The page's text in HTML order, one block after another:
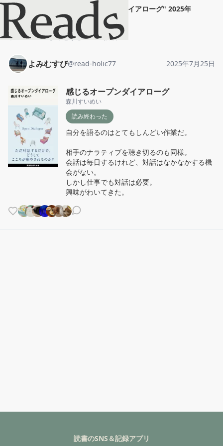
感じるオープンダイアローグ" 2025年
7月25日
ホーム
よみむすび 投稿
よみむすび@read-holic77 2025年7月25日
感じるオープンダイアローグ
森川すいめい
読み終わった
自分を語るのはとてもしんどい作業だ。
相手のナラティブを聴き切るのも同様。
会話は毎日するけれど、対話はなかなかする機
会がない。
しかし仕事でも対話は必要。
興味がわいてきた。
読書のSNS＆記録アプリ